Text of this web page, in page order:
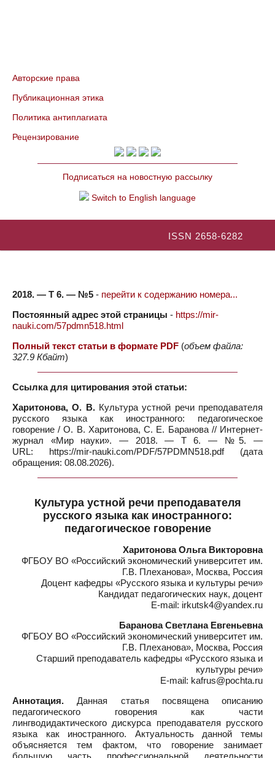
Авторские права
Публикационная этика
Политика антиплагиата
Рецензирование
Подписаться на новостную рассылку
Switch to English language
ISSN 2658-6282
2018. — Т 6. — №5 - перейти к содержанию номера...
Постоянный адрес этой страницы - https://mir-
nauki.com/57pdmn518.html
Полный текст статьи в формате PDF (объем файла:
327.9 Кбайт)
Ссылка для цитирования этой статьи:
Харитонова, О. В.Культура устной речи преподавателя
русского языка как иностранного: педагогическое
говорение / О. В. Харитонова, С. Е. Баранова // Интернет-
журнал «Мир науки». — 2018. — Т 6. — №5. —
URL: https://mir-nauki.com/PDF/57PDMN518.pdf (дата
обращения: 08.08.2026).
Культура устной речи преподавателя
русского языка как иностранного:
педагогическое говорение
Харитонова Ольга Викторовна
ФГБОУ ВО «Российский экономический университет им.
Г.В. Плеханова», Москва, Россия
Доцент кафедры «Русского языка и культуры речи»
Кандидат педагогических наук, доцент
E-mail: irkutsk4@yandex.ru
Баранова Светлана Евгеньевна
ФГБОУ ВО «Российский экономический университет им.
Г.В. Плеханова», Москва, Россия
Старший преподаватель кафедры «Русского языка и
культуры речи»
E-mail: kafrus@pochta.ru
Аннотация. Данная статья посвящена описанию
педагогического говорения как части
лингводидактического дискурса преподавателя русского
языка как иностранного. Актуальность данной темы
объясняется тем фактом, что говорение занимает
большую часть профессиональной деятельности